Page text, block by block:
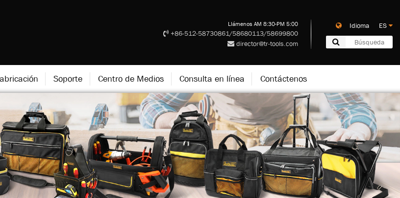
Llámenos AM 8:30-PM 5:00
+86-512-58730861/58680113/58699800
director@tr-tools.com
Idioma ES
Soporte Centro de Medios Consulta en línea Contáctenos